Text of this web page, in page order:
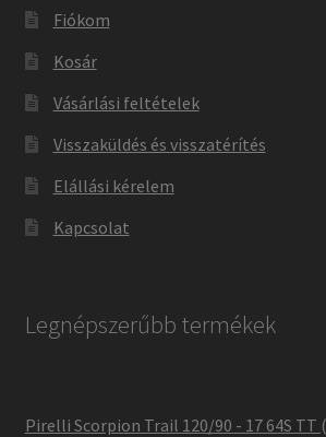
Fiókom
Kosár
Vásárlási feltételek
Visszaküldés és visszatérítés
Elállási kérelem
Kapcsolat
Legnépszerűbb termékek
Pirelli Scorpion Trail 120/90 - 17 64S